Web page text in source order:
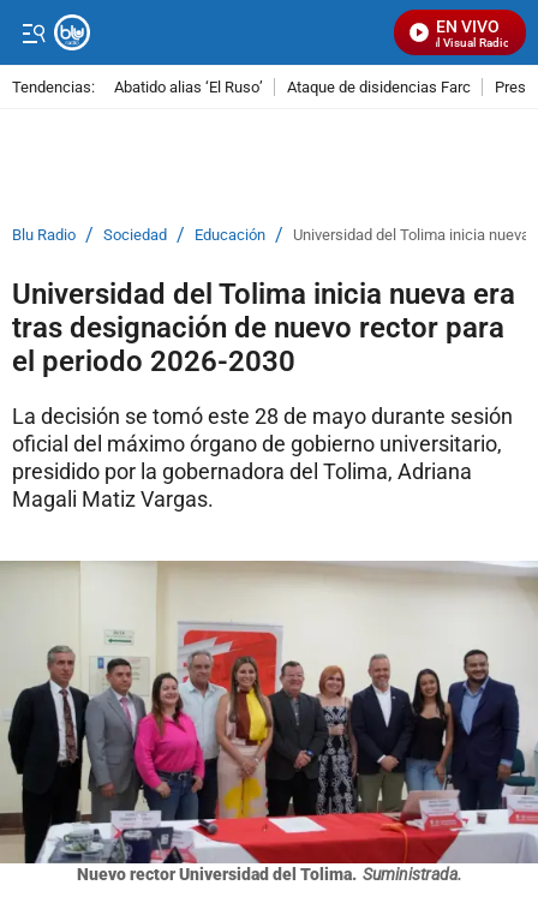
EN VIVO
Señal Visual Radio
Tendencias: Abatido alias ‘El Ruso’ Ataque de disidencias Farc
Blu Radio / Sociedad / Educación / Universidad del Tolima inicia
Universidad del Tolima inicia nueva era
tras designación de nuevo rector para
el periodo 2026-2030
La decisión se tomó este 28 de mayo durante sesión
oficial del máximo órgano de gobierno universitario,
presidido por la gobernadora del Tolima, Adriana
Magali Matiz Vargas.
Nuevo rector Universidad del Tolima. Suministrada.